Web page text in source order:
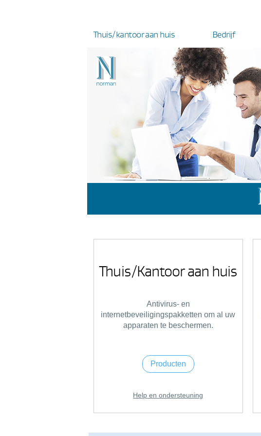
Thuis/kantoor aan huis Bedrijf
Thuis/Kantoor aan huis
Antivirus- en
internetbeveiligingspakketten om al uw
apparaten te beschermen.
Producten
Help en ondersteuning